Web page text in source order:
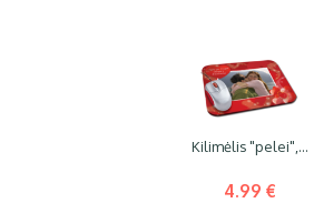
Kilimėlis "pelei",...
4.99 €